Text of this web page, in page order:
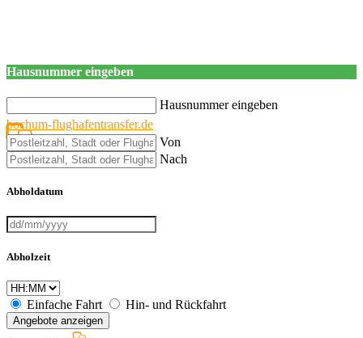
Hausnummer eingeben
Hausnummer eingeben
bochum-flughafentransfer.de
Von
Nach
Abholdatum
Abholzeit
Einfache Fahrt Hin- und Rückfahrt
Angebote anzeigen